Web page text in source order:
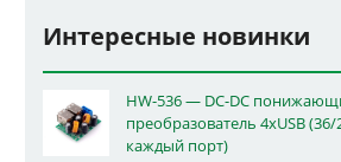
Интересные новинки
HW-536 — DC-DC
преобразователь 4xUSB
каждый порт)